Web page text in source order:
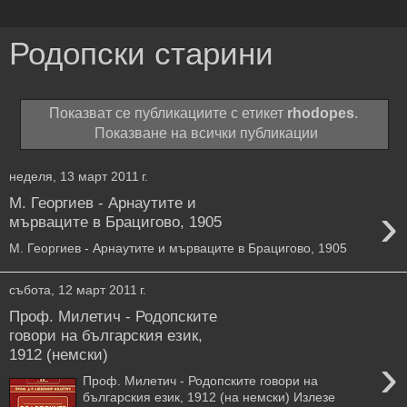
Родопски старини
Показват се публикациите с етикет rhodopes.
Показване на всички публикации
неделя, 13 март 2011 г.
М. Георгиев - Арнаутите и
мърваците в Брацигово, 1905
›
М. Георгиев - Арнаутите и мърваците в Брацигово, 1905
събота, 12 март 2011 г.
Проф. Милетич - Родопските
говори на българския език,
1912 (немски)
›
Проф. Милетич - Родопските говори на
българския език, 1912 (на немски) Излезе